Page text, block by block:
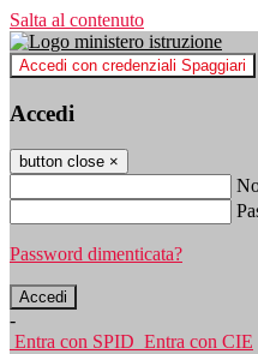
Salta al contenuto
Accedi con credenziali Spaggiari
Accedi
button close ×
Password dimenticata?
-
Entra con SPID Entra con CIE